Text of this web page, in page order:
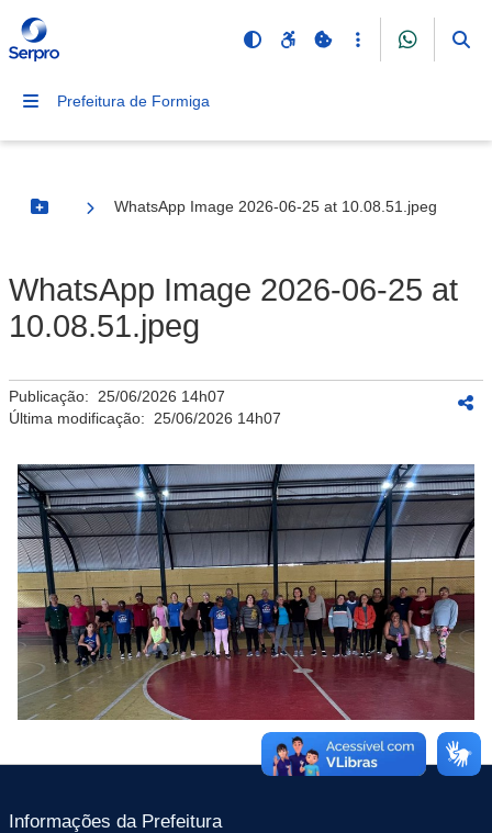
Prefeitura de Formiga
Botão Menu
WhatsApp Image 2026-06-25 at 10.08.51.jpeg
WhatsApp Image 2026-06-25 at
10.08.51.jpeg
Publicação: 25/06/2026 14h07
Última modificação: 25/06/2026 14h07
Informações da Prefeitura